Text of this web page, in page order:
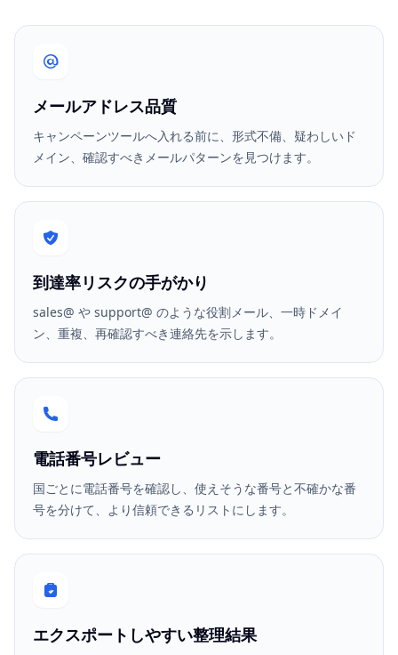
メールアドレス品質
キャンペーンツールへ入れる前に、形式不備、疑わしいド
メイン、確認すべきメールパターンを見つけます。
到達率リスクの手がかり
sales@ や support@ のような役割メール、一時ドメイ
ン、重複、再確認すべき連絡先を示します。
電話番号レビュー
国ごとに電話番号を確認し、使えそうな番号と不確かな番
号を分けて、より信頼できるリストにします。
エクスポートしやすい整理結果